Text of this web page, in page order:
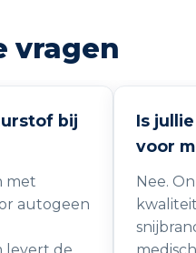
vragen
bij
met
autogeen
Is
voor
Nee.